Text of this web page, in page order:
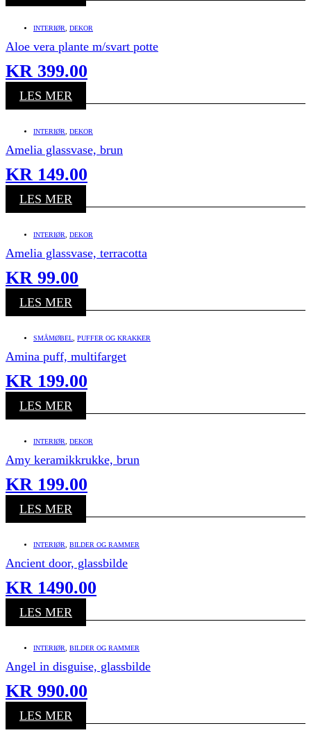
INTERIØR DEKOR
Aloe vera plante m/svart potte
KR 399.00
LES MER
INTERIØR DEKOR
Amelia glassvase, brun
KR 149.00
LES MER
INTERIØR DEKOR
Amelia glassvase, terracotta
KR 99.00
LES MER
SMÅMØBEL PUFFER OG KRAKKER
Amina puff, multifarget
KR 199.00
LES MER
INTERIØR DEKOR
Amy keramikkrukke, brun
KR 199.00
LES MER
INTERIØR BILDER OG RAMMER
Ancient door, glassbilde
KR 1490.00
LES MER
INTERIØR BILDER OG RAMMER
Angel in disguise, glassbilde
KR 990.00
LES MER